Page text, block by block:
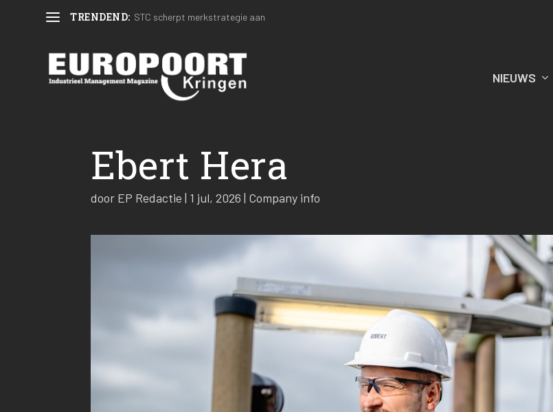
TRENDEND: STC scherpt merkstrategie aan
NIEUWS
Ebert Hera
door EP Redactie | 1 jul, 2026 | Company info